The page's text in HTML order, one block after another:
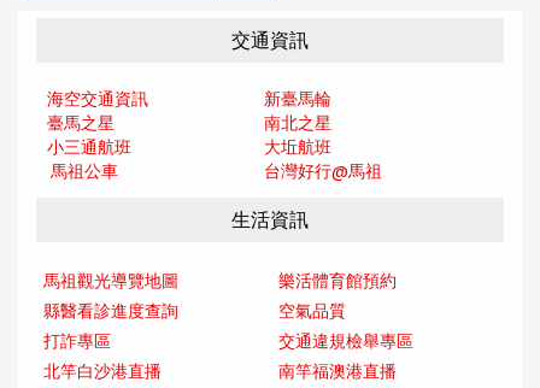
交通資訊
海空交通資訊
新臺馬輪
臺馬之星
南北之星
小三通航班
大坵航班
馬祖公車
台灣好行@馬祖
生活資訊
馬祖觀光導覽地圖
樂活體育館預約
縣醫看診進度查詢
空氣品質
打詐專區
交通違規檢舉專區
北竿白沙港直播
南竿福澳港直播